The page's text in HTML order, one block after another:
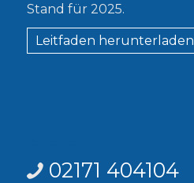
Stand für 2025.
Leitfaden herunterladen
02171 404104